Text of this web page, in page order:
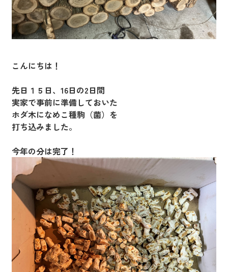
こんにちは！
先日１５日、16日の2日間
実家で事前に準備しておいた
ホダ木になめこ種駒（菌）を
打ち込みました。
今年の分は完了！